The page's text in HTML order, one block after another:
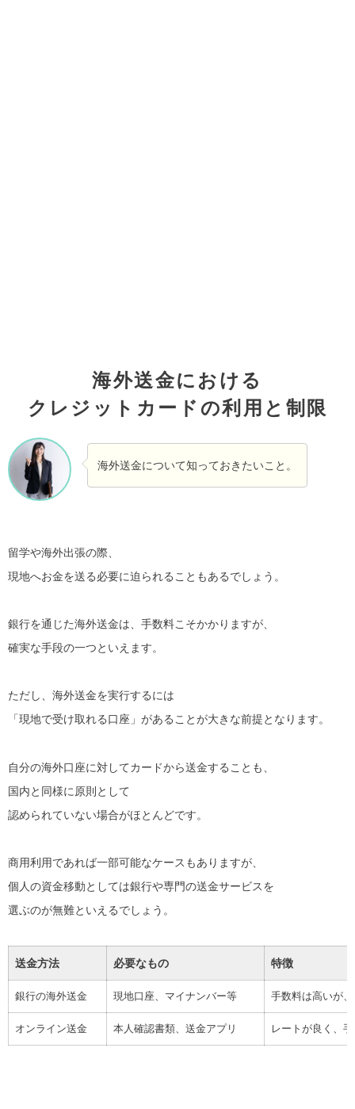
海外送金における
クレジットカードの利用と制限
海外送金について知っておきたいこと。
留学や海外出張の際、
現地へお金を送る必要に迫られることもあるでしょう。
銀行を通じた海外送金は、手数料こそかかりますが、
確実な手段の一つといえます。
ただし、海外送金を実行するには
「現地で受け取れる口座」があることが大きな前提となります。
自分の海外口座に対してカードから送金することも、
国内と同様に原則として
認められていない場合がほとんどです。
商用利用であれば一部可能なケースもありますが、
個人の資金移動としては銀行や専門の送金サービスを
選ぶのが無難といえるでしょう。
送金方法 必要なもの 特徴
銀行の海外送金 現地口座、マイナンバー等 手数料は高いが
オンライン送金 本人確認書類、送金アプリ レートが良く、